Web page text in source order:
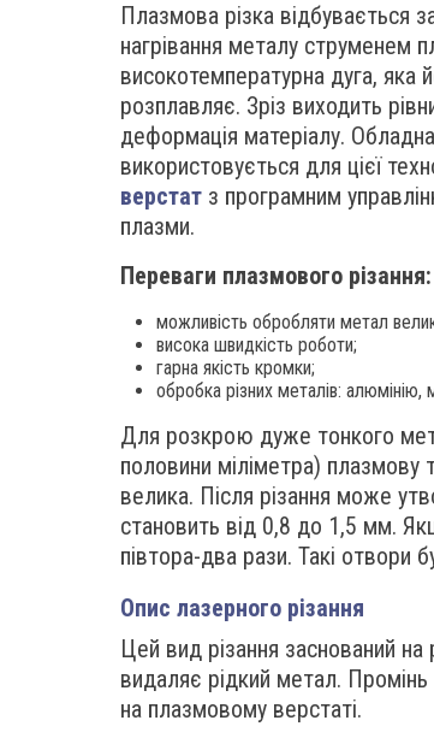
Плазмова різка відбувається
нагрівання металу струменем
високотемпературна дуга, яка
розплавляє. Зріз виходить
деформація матеріалу.
використовується для цієї
верстат з програмним
плазми.
Переваги плазмового різання:
можливість обробляти метал
висока швидкість роботи;
гарна якість кромки;
обробка різних металів: алюмінію,
Для розкрою дуже тонкого
половини міліметра) плазмову
велика. Після різання може
становить від 0,8 до 1,5 мм.
півтора-два рази. Такі отвори
Опис лазерного різання
Цей вид різання заснований
видаляє рідкий метал. Промінь
на плазмовому верстаті.